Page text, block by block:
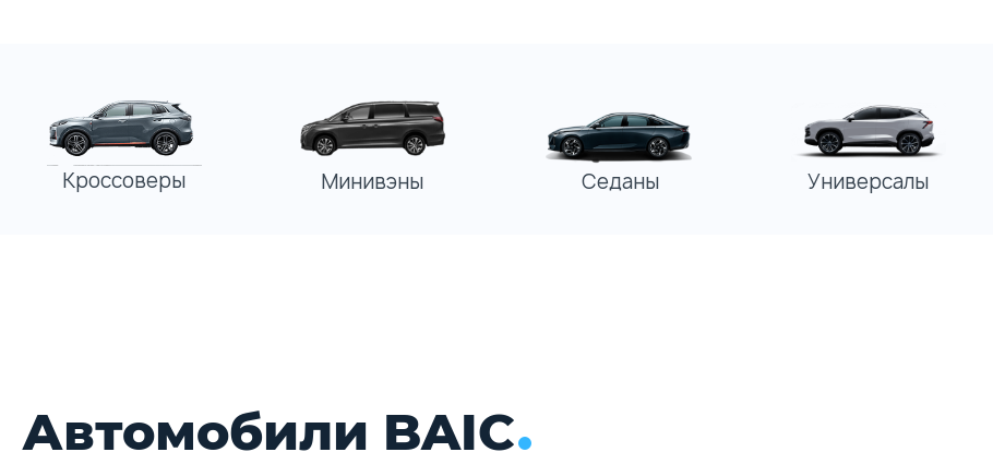
Кроссоверы Минивэны Седаны Универсалы
Автомобили BAIC